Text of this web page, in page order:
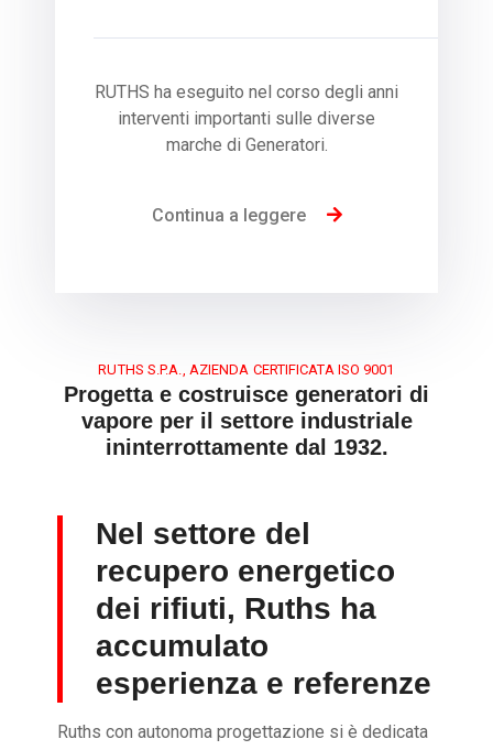
RUTHS ha eseguito nel corso degli anni
interventi importanti sulle diverse
marche di Generatori.
Continua a leggere
RUTHS S.P.A., AZIENDA CERTIFICATA ISO 9001
Progetta e costruisce generatori di
vapore per il settore industriale
ininterrottamente dal 1932.
Nel settore del
recupero energetico
dei rifiuti, Ruths ha
accumulato
esperienza e referenze
Ruths con autonoma progettazione si è dedicata